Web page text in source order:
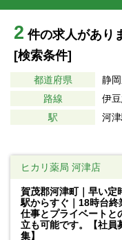
2 件の求人があり
[検索条件]
都道府県
静
路線
伊
駅
河
ヒカリ薬局 河津店
賀茂郡河津町｜早い定
駅からすぐ｜18時台終
仕事とプライベートと
立も可能です。【社員
集】